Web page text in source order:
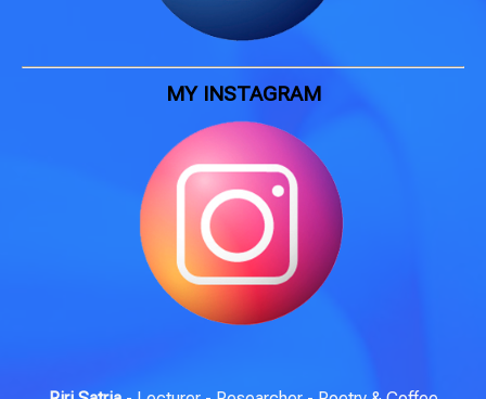
MY INSTAGRAM